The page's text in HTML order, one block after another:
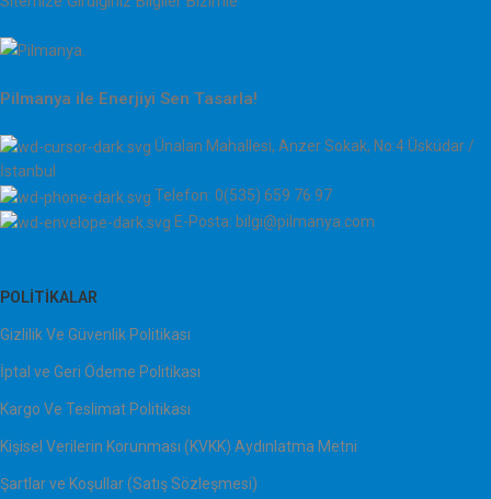
Pilmanya ile Enerjiyi Sen Tasarla!
Ünalan Mahallesi, Anzer Sokak, No:4 Üsküdar /
İstanbul
Telefon: 0(535) 659 76 97
E-Posta: bilgi@pilmanya.com
POLITIKALAR
Gizlilik Ve Güvenlik Politikası
İptal ve Geri Ödeme Politikası
Kargo Ve Teslimat Politikası
Kişisel Verilerin Korunması (KVKK) Aydınlatma Metni
Şartlar ve Koşullar (Satış Sözleşmesi)